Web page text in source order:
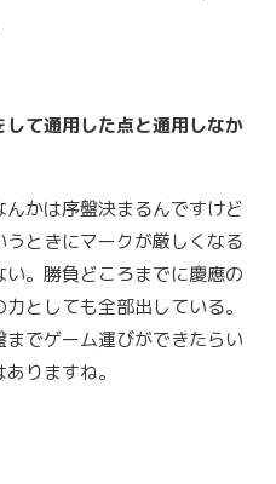
て通用した点と通用しなか
かは序盤決まるんですけど
ときにマークが厳しくなる
。勝負どころまでに慶應の
としても全部出している。
でゲーム運びができたらい
りますね。